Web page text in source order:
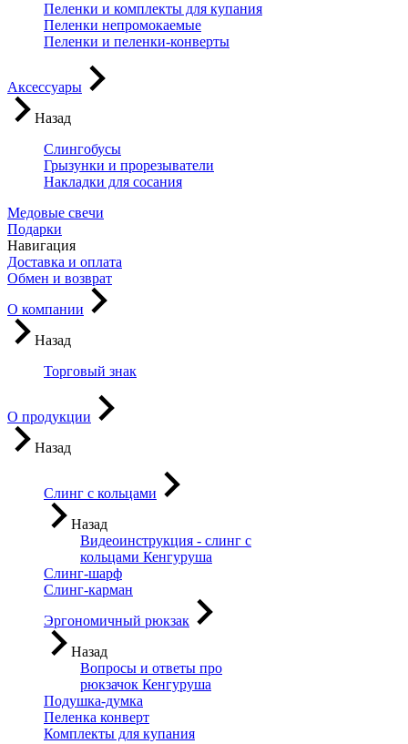
Пеленки и комплекты для купания
Пеленки непромокаемые
Пеленки и пеленки-конверты
Аксессуары
Назад
Слингобусы
Грызунки и прорезыватели
Накладки для сосания
Медовые свечи
Подарки
Навигация
Доставка и оплата
Обмен и возврат
О компании
Назад
Торговый знак
О продукции
Назад
Слинг с кольцами
Назад
Видеоинструкция - слинг с
кольцами Кенгуруша
Слинг-шарф
Слинг-карман
Эргономичный рюкзак
Назад
Вопросы и ответы про
рюкзачок Кенгуруша
Подушка-думка
Пеленка конверт
Комплекты для купания